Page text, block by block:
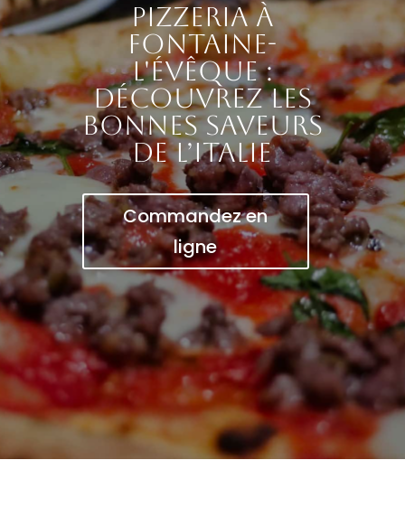
Pizzeria à
Fontaine-
l'Évêque :
découvrez les
bonnes saveurs
de l’Italie
Commandez en
ligne